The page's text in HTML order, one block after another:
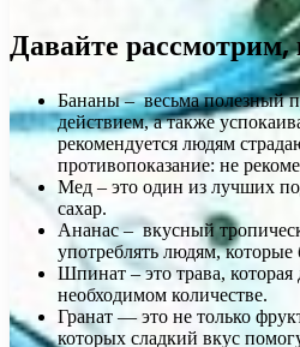
Давайте
Бананы – весьма полезный
действием, а также
рекомендуется людям
противопоказание: не
Мед – это один из лучших
сахар.
Ананас – вкусный
употреблять людям,
Шпинат – это трава,
необходимом количестве.
Гранат — это не только
которых сладкий вкус